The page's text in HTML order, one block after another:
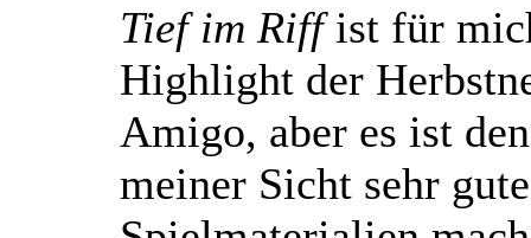
Tief im Riffist für
Highlight der
Amigo, aber es ist
meiner Sicht sehr